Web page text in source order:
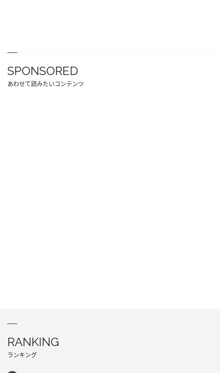
SPONSORED
あわせて読みたいコンテンツ
RANKING
ランキング